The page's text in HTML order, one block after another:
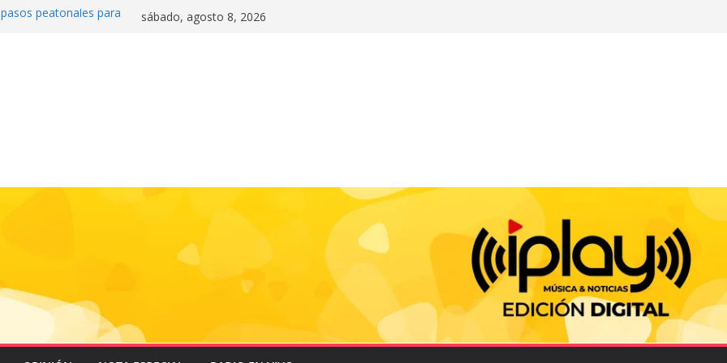
peatonales para
historia en el Draft
la motocicleta a la
2026
e impulsa triunfo de
sábado, agosto 8, 2026